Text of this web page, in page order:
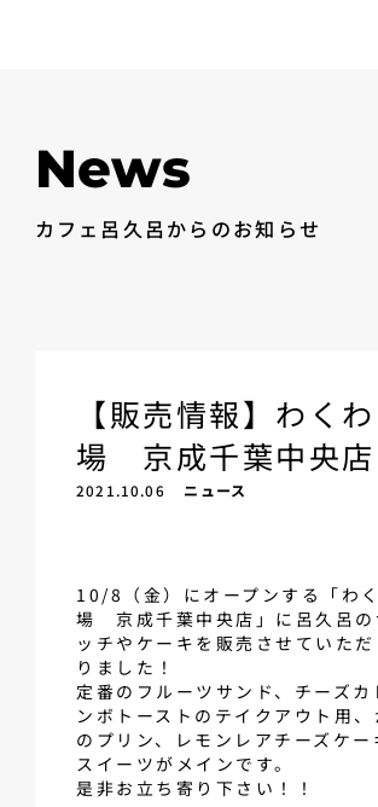
News
カフェ呂久呂からのお知らせ
【販売情報】わく
場 京成千葉中央店
2021.10.06 ニュース
10/8（金）にオープンする「わ
場 京成千葉中央店」に呂久呂の
ッチやケーキを販売させていただ
りました！
定番のフルーツサンド、チーズカ
ンボトーストのテイクアウト用、
のプリン、レモンレアチーズケー
スイーツがメインです。
是非お立ち寄り下さい！！